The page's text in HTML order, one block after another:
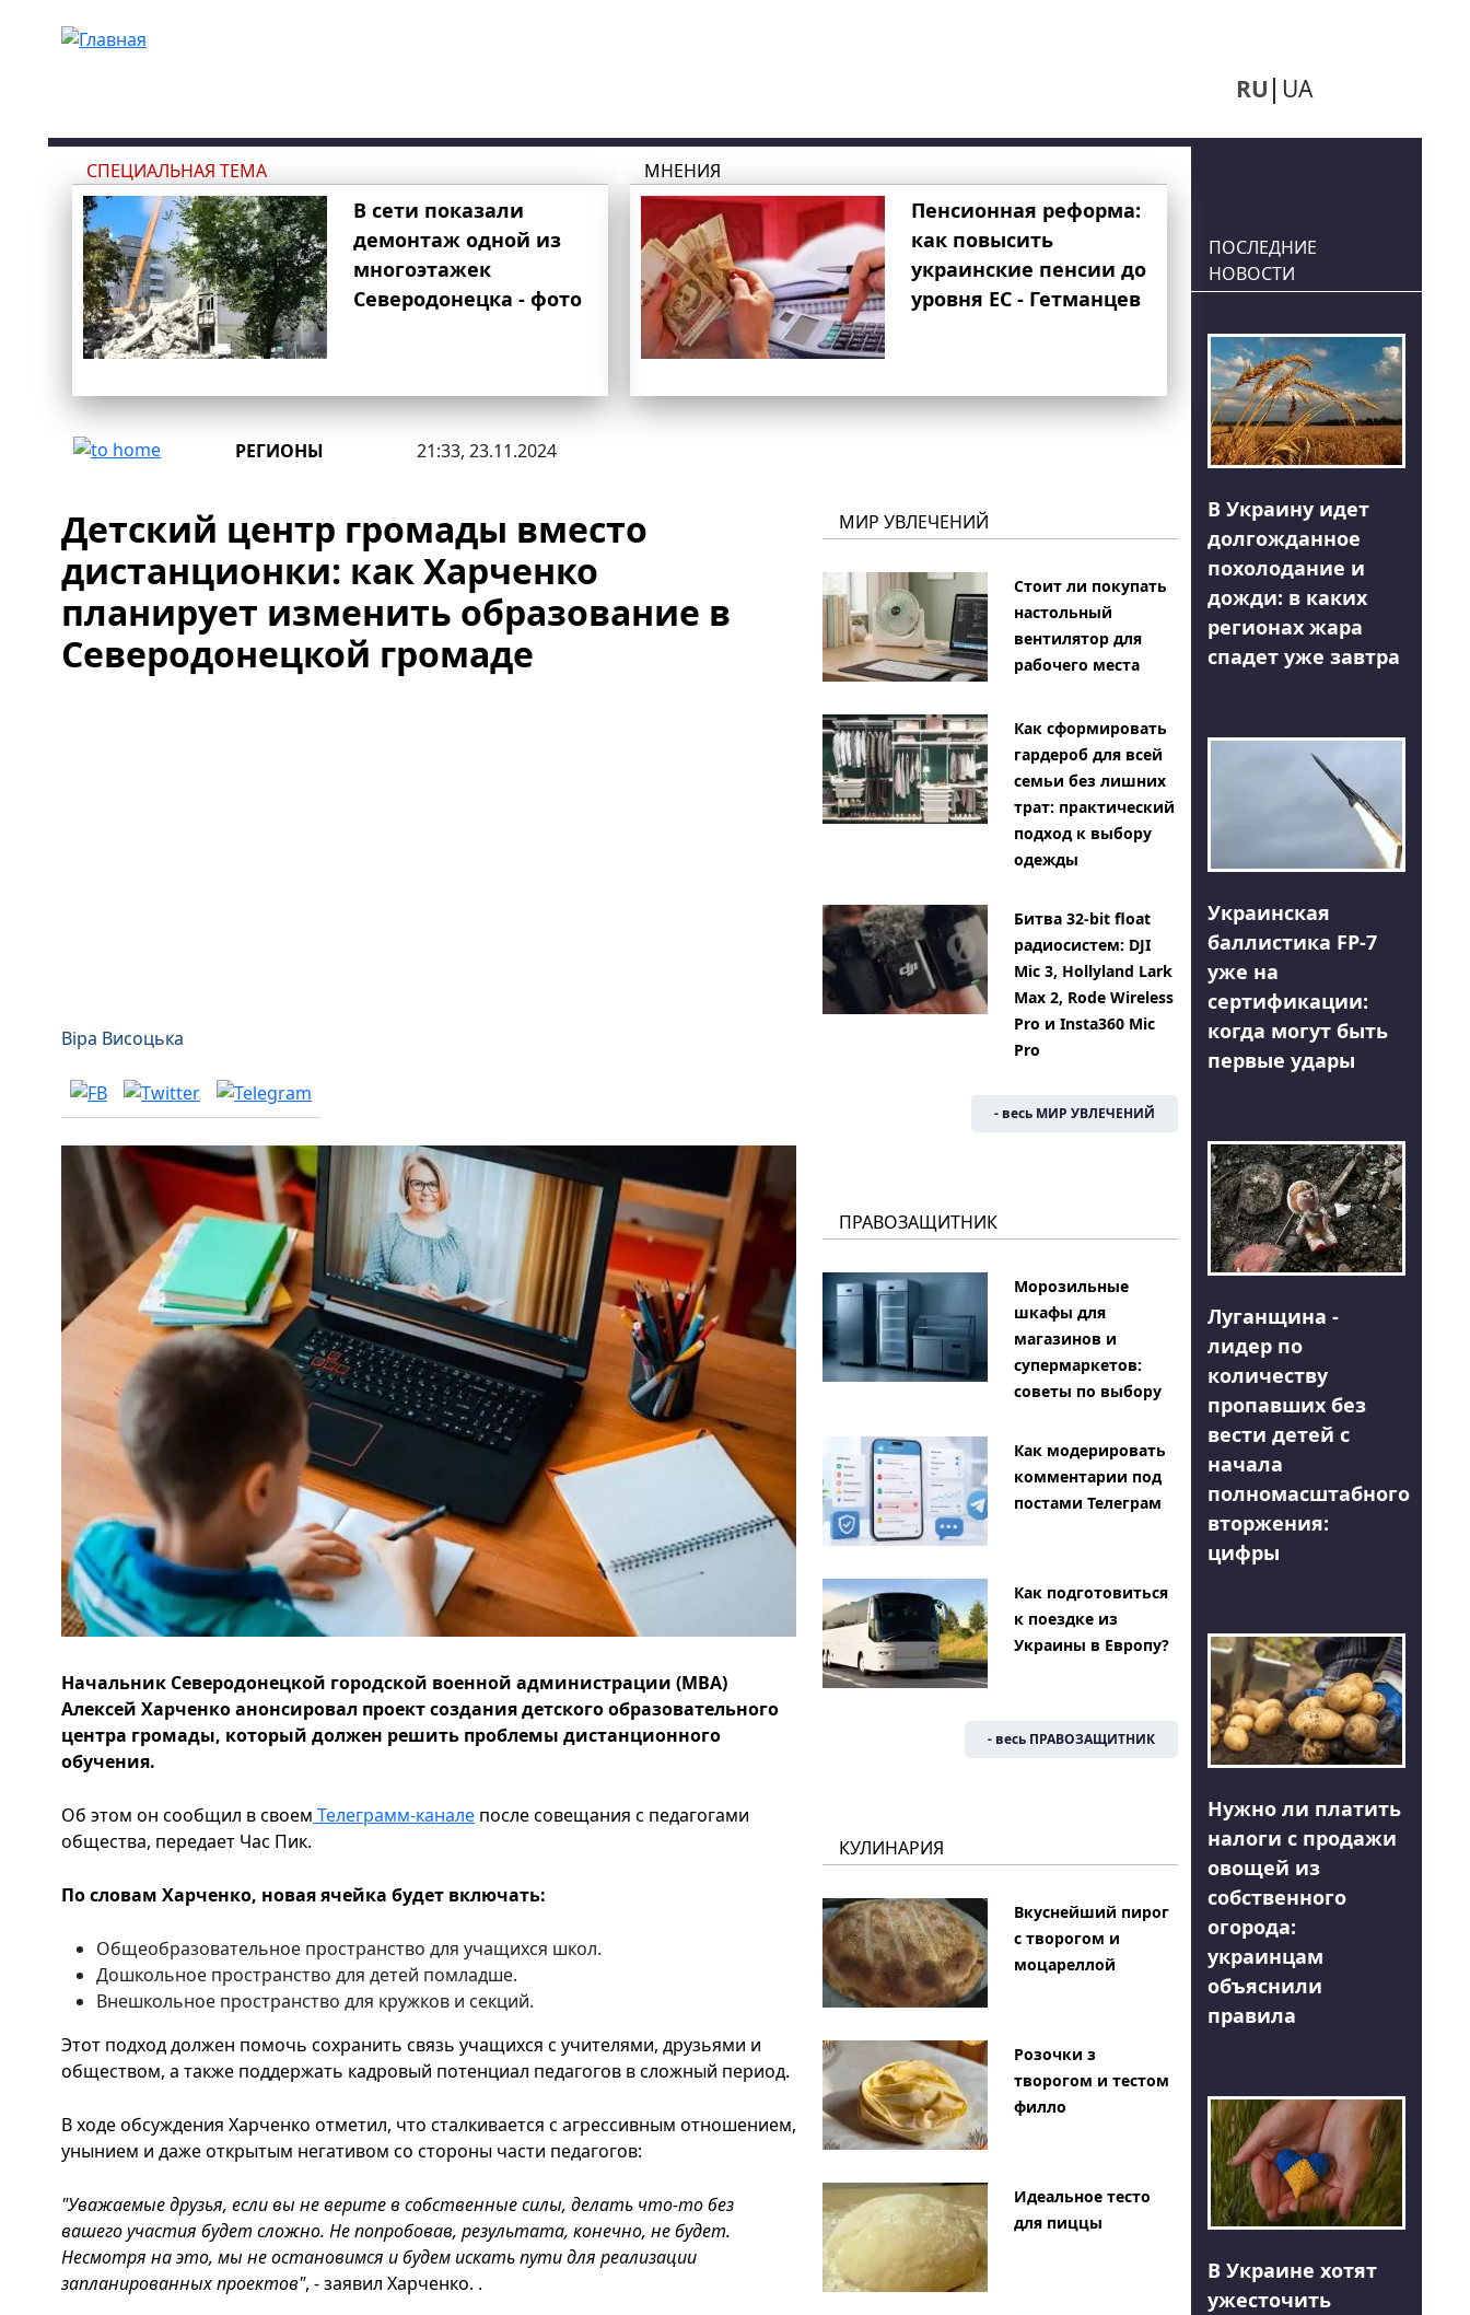
RU UA
СПЕЦИАЛЬНАЯ ТЕМА
В сети показали
демонтаж одной из
многоэтажек
Северодонецка - фото
МНЕНИЯ
Пенсионная реформа:
как повысить
украинские пенсии до
уровня ЕС - Гетманцев
РЕГИОНЫ 21:33, 23.11.2024
Детский центр громады вместо
дистанционки: как Харченко
планирует изменить образование в
Северодонецкой громаде
Віра Висоцька
Начальник Северодонецкой городской военной администрации (МВА)
Алексей Харченко анонсировал проект создания детского образовательного
центра громады, который должен решить проблемы дистанционного
обучения.
Об этом он сообщил в своем Телеграмм-канале после совещания с педагогами
общества, передает Час Пик.
По словам Харченко, новая ячейка будет включать:
Общеобразовательное пространство для учащихся школ.
Дошкольное пространство для детей помладше.
Внешкольное пространство для кружков и секций.
Этот подход должен помочь сохранить связь учащихся с учителями, друзьями и
обществом, а также поддержать кадровый потенциал педагогов в сложный период.
В ходе обсуждения Харченко отметил, что сталкивается с агрессивным отношением,
унынием и даже открытым негативом со стороны части педагогов:
"Уважаемые друзья, если вы не верите в собственные силы, делать что-то без
вашего участия будет сложно. Не попробовав, результата, конечно, не будет.
Несмотря на это, мы не остановимся и будем искать пути для реализации
запланированных проектов", - заявил Харченко. .
МИР УВЛЕЧЕНИЙ
Стоит ли покупать
настольный
вентилятор для
рабочего места
Как сформировать
гардероб для всей
семьи без лишних
трат: практический
подход к выбору
одежды
Битва 32-bit float
радиосистем: DJI
Mic 3, Hollyland Lark
Max 2, Rode Wireless
Pro и Insta360 Mic
Pro
- весь МИР УВЛЕЧЕНИЙ
ПРАВОЗАЩИТНИК
Морозильные
шкафы для
магазинов и
супермаркетов:
советы по выбору
Как модерировать
комментарии под
постами Телеграм
Как подготовиться
к поездке из
Украины в Европу?
- весь ПРАВОЗАЩИТНИК
КУЛИНАРИЯ
Вкуснейший пирог
с творогом и
моцареллой
Розочки з
творогом и тестом
филло
Идеальное тесто
для пиццы
ПОСЛЕДНИЕ
НОВОСТИ
В Украину идет
долгожданное
похолодание и
дожди: в каких
регионах жара
спадет уже завтра
Украинская
баллистика FP-7
уже на
сертификации:
когда могут быть
первые удары
Луганщина -
лидер по
количеству
пропавших без
вести детей с
начала
полномасштабного
вторжения:
цифры
Нужно ли платить
налоги с продажи
овощей из
собственного
огорода:
украинцам
объяснили
правила
В Украине хотят
ужесточить